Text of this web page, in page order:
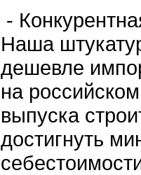
-
Наша
дешевле
на
выпуска
достигнуть